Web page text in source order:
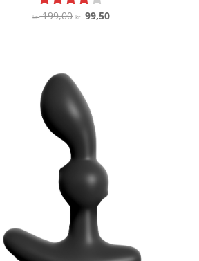
Vurderet
kr.199,00 Den
kr. 99,50Den